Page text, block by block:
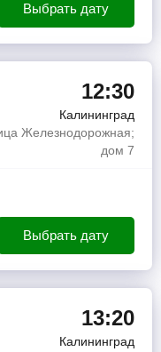
Выбрать дату
12:30
Калининград
Железнодорожная;
дом 7
Выбрать дату
13:20
Калининград